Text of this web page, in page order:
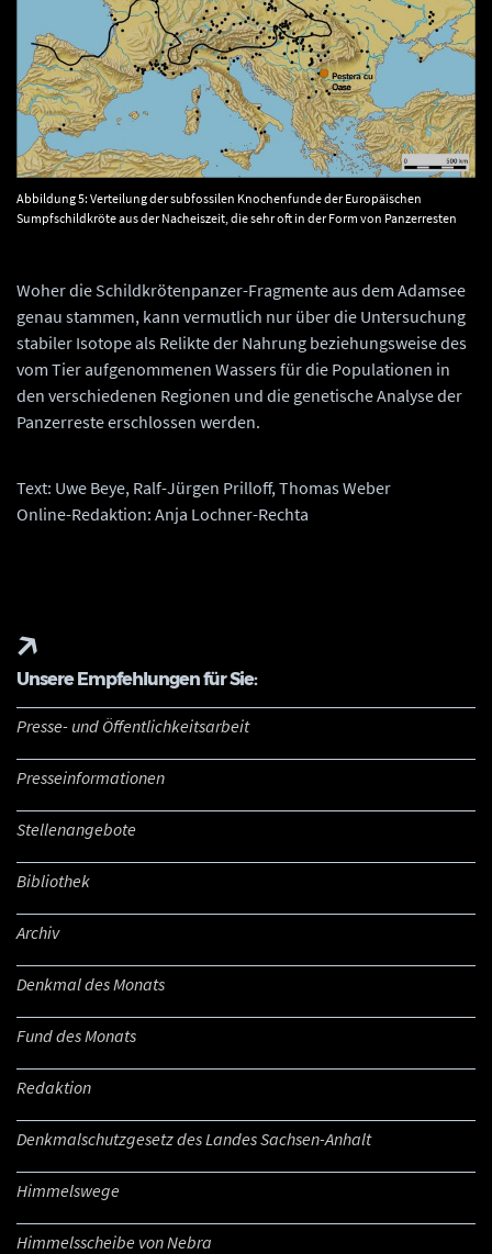
Abbildung 5: Verteilung der subfossilen Knochenfunde der Europäischen
Sumpfschildkröte aus der Nacheiszeit, die sehr oft in der Form von Panzerresten
Ausbreitungsgrenzen in Nordeuropa in Jahren vor heute. © Nach R. S. Sommer,
Tierausbreitungen am Ende der Eiszeit. Paläoklima: Knochen weisen den Weg. Biol.
unserer Zeit 3, 45, 2015, 192 Abb. 7a. ergänzt; Kartengrundlage: Landesamt für
Denkmalpflege und Archäologie Sachsen-Anhalt.
Woher die Schildkrötenpanzer-Fragmente aus dem Adamsee
genau stammen, kann vermutlich nur über die Untersuchung
stabiler Isotope als Relikte der Nahrung beziehungsweise des
vom Tier aufgenommenen Wassers für die Populationen in
den verschiedenen Regionen und die genetische Analyse der
Panzerreste erschlossen werden.
Text: Uwe Beye, Ralf-Jürgen Prilloff, Thomas Weber
Online-Redaktion: Anja Lochner-Rechta
Unsere Empfehlungen für Sie:
Presse- und Öffentlichkeitsarbeit
Presseinformationen
Stellenangebote
Bibliothek
Archiv
Denkmal des Monats
Fund des Monats
Redaktion
Denkmalschutzgesetz des Landes Sachsen-Anhalt
Himmelswege
Himmelsscheibe von Nebra